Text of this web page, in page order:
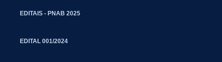
EDITAIS - PNAB 2025
EDITAL 001/2024